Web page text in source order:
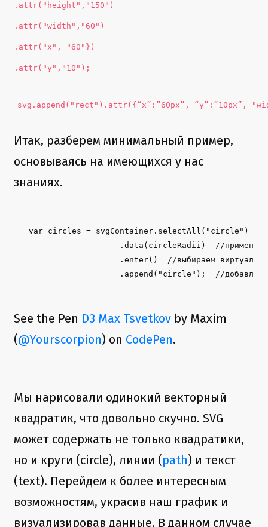
.attr("height","150")
.attr("width","60")
.attr("x", "60"})
.attr("y","10");
svg.append("rect").attr({“x”:”60px”, “y”:”10px”,
Итак, разберем минимальный пример,
основываясь на имеющихся у нас
знаниях.
var circles = svgContainer.selectAll( " circle " ) //
.data(circleRadii)  //
.enter()  //выбираем
                   .append(
" circle " );  //добавляем
See the Pen D3 Max Tsvetkov by Maxim
(@Yourscorpion) on CodePen.
Мы нарисовали одинокий векторный
квадратик, что довольно скучно. SVG
может содержать не только квадратики,
но и круги (circle), линии (path) и текст
(text). Перейдем к более интересным
возможностям, украсив наш график и
визуализировав данные. В данном случае